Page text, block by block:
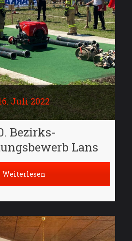
Juli 2022
Bezirks-
Lans
Weiterlesen